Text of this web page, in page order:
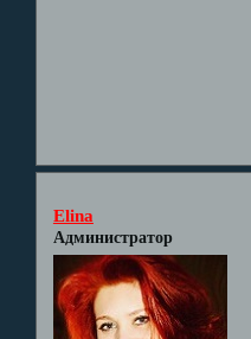
Elina
Администратор